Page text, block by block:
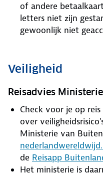
of andere
letters niet zijn
gewoonlijk niet
Veiligheid
Reisadvies
Check voor je op
over
Ministerie van
de Reisapp
Het ministerie is